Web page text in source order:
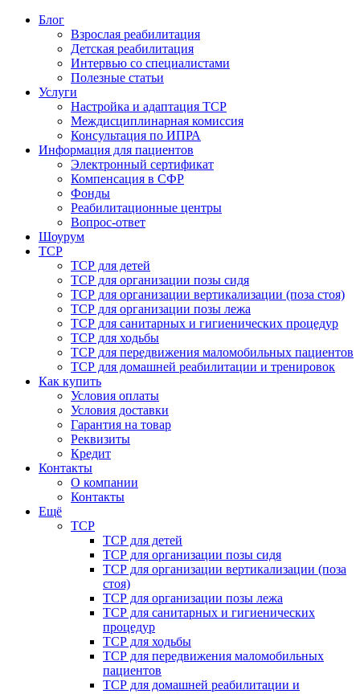
Блог
Взрослая реабилитация
Детская реабилитация
Интервью со специалистами
Полезные статьи
Услуги
Настройка и адаптация ТСР
Междисциплинарная комиссия
Консультация по ИПРА
Информация для пациентов
Электронный сертификат
Компенсация в СФР
Фонды
Реабилитационные центры
Вопрос-ответ
Шоурум
ТСР
ТСР для детей
ТСР для организации позы сидя
ТСР для организации вертикализации (поза стоя)
ТСР для организации позы лежа
ТСР для санитарных и гигиенических процедур
ТСР для ходьбы
ТСР для передвижения маломобильных пациентов
ТСР для домашней реабилитации и тренировок
Как купить
Условия оплаты
Условия доставки
Гарантия на товар
Реквизиты
Кредит
Контакты
О компании
Контакты
Ещё
ТСР
ТСР для детей
ТСР для организации позы сидя
ТСР для организации вертикализации (поза
стоя)
ТСР для организации позы лежа
ТСР для санитарных и гигиенических
процедур
ТСР для ходьбы
ТСР для передвижения маломобильных
пациентов
ТСР для домашней реабилитации и